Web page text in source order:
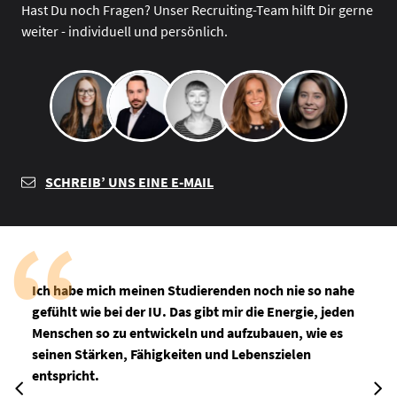
Hast Du noch Fragen? Unser Recruiting-Team hilft Dir gerne
weiter - individuell und persönlich.
SCHREIB’ UNS EINE E-MAIL
Ich habe mich meinen Studierenden noch nie so nahe
gefühlt wie bei der IU. Das gibt mir die Energie, jeden
Menschen so zu entwickeln und aufzubauen, wie es
seinen Stärken, Fähigkeiten und Lebenszielen
entspricht.